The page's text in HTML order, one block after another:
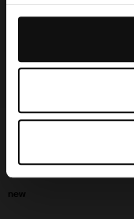
Daarnaast werken
advertentie- en
hoe Google uw
new
English